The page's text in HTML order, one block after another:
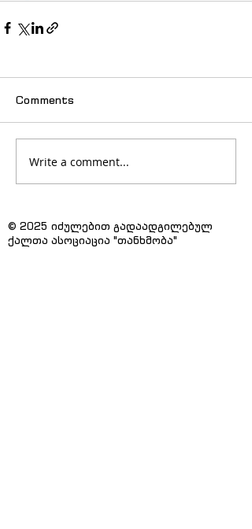
Comments
Write a comment...
© 2025 იძულებით გადაადგილებულ
ქალთა ასოციაცია "თანხმობა"